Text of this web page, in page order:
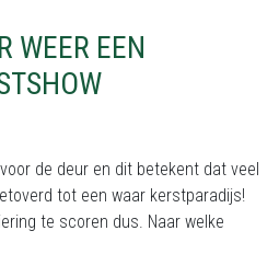
WEER EEN
de deur en dit betekent dat veel
tot een waar kerstparadijs!
te scoren dus. Naar welke